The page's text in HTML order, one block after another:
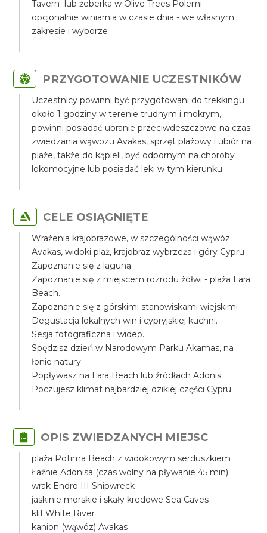
Tavern lub żeberka w Olive Trees Polemi
opcjonalnie winiarnia w czasie dnia - we własnym
zakresie i wyborze
PRZYGOTOWANIE UCZESTNIKÓW
Uczestnicy powinni być przygotowani do trekkingu
około 1 godziny w terenie trudnym i mokrym,
powinni posiadać ubranie przeciwdeszczowe na czas
zwiedzania wąwozu Avakas, sprzęt plażowy i ubiór na
plaże, także do kąpieli, być odpornym na choroby
lokomocyjne lub posiadać leki w tym kierunku
CELE OSIĄGNIĘTE
Wrażenia krajobrazowe, w szczególności wąwóz
Avakas, widoki plaż, krajobraz wybrzeża i góry Cypru
Zapoznanie się z laguną.
Zapoznanie się z miejscem rozrodu żółwi - plaża Lara
Beach.
Zapoznanie się z górskimi stanowiskami wiejskimi
Degustacja lokalnych win i cypryjskiej kuchni.
Sesja fotograficzna i wideo.
Spędzisz dzień w Narodowym Parku Akamas, na
łonie natury.
Popływasz na Lara Beach lub źródłach Adonis.
Poczujesz klimat najbardziej dzikiej części Cypru.
OPIS ZWIEDZANYCH MIEJSC
plaża Potima Beach z widokowym serduszkiem
Łaźnie Adonisa (czas wolny na pływanie 45 min)
wrak Endro III Shipwreck
jaskinie morskie i skały kredowe Sea Caves
klif White River
kanion (wąwóz) Avakas